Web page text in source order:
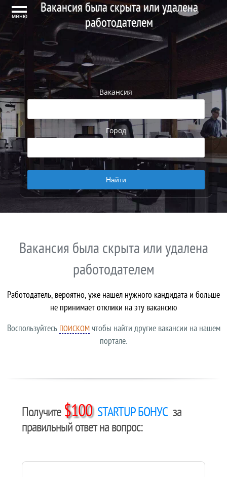
меню
Вакансия была скрыта или удалена
работодателем
Вакансия
Город
Вакансия была скрыта или удалена
работодателем
Работодатель, вероятно, уже нашел нужного кандидата и больше
не принимает отклики на эту вакансию
Воспользуйтесь ПОИСКОМчтобы найти другие вакансии на нашем
портале.
Получите $100 STARTUP БОНУС за
правильный ответ на вопрос: